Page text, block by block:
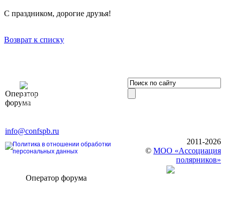
С праздником, дорогие друзья!
Возврат к списку
Оператор
форума
Элит»
196191, г. Санкт-Петербург,
info@confspb.ru
Политика в отношении обработки
персональных данных
2011-2026
© МОО «Ассоциация
полярников»
Оператор форума